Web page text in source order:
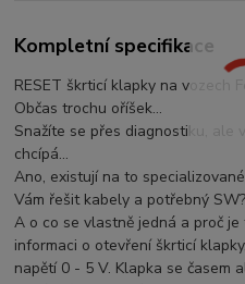
Kompletní specifikace
RESET škrticí klapky na vozech
Občas trochu oříšek...
Snažíte se přes diagnostiku, ale
chcípá...
Ano, existují na to
Vám řešit kabely a potřebný SW?
A o co se vlastně jedná a proč
informaci o otevření škrticí
napětí 0 - 5 V. Klapka se časem